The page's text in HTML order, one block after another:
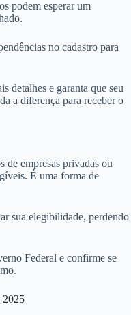
podem esperar um
no cadastro para
detalhes e garanta que seu
a diferença para receber o
de empresas privadas ou
É uma forma de
sua elegibilidade, perdendo
Federal e confirme se
2025